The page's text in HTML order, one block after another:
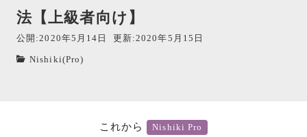
法【上級者向け】
公開:2020年5月14日 更新:2020年5月15日
Nishiki(Pro)
これから Nishiki Pro